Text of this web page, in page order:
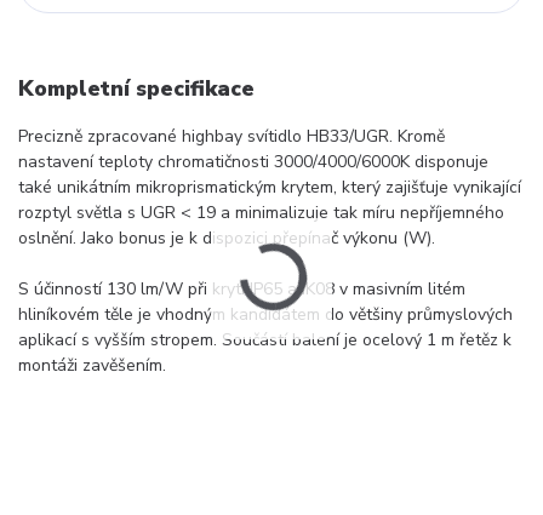
Kompletní specifikace
Precizně zpracované highbay svítidlo HB33/UGR. Kromě
nastavení teploty chromatičnosti 3000/4000/6000K disponuje
také unikátním mikroprismatickým krytem, který zajišťuje vynikající
rozptyl světla s UGR < 19 a minimalizuje tak míru nepříjemného
oslnění. Jako bonus je k dispozici přepínač výkonu (W).
S účinností 130 lm/W při krytí IP65 a IK08 v masivním litém
hliníkovém těle je vhodným kandidátem do většiny průmyslových
aplikací s vyšším stropem. Součástí balení je ocelový 1 m řetěz k
montáži zavěšením.